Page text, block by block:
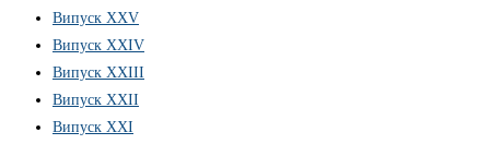
Випуск XXV
Випуск XXIV
Випуск XXIII
Випуск XXII
Випуск XXI